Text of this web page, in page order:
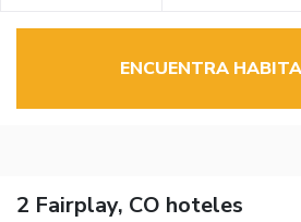
ENCUENTRA
2 Fairplay, CO hoteles